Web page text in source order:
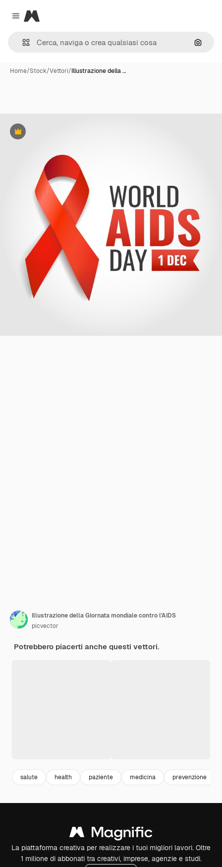
Close menu
Magnific
Cerca
Home/Stock/Vettori/Illustrazione della …
Premium
Illustrazione della Giornata mondiale contro l'AIDS
picvector
Potrebbero piacerti anche questi vettori.
salute health paziente medicina prevenzione
La piattaforma creativa per realizzare i tuoi migliori lavori. Oltre
1 milione di abbonati tra creativi, imprese, agenzie e studi.